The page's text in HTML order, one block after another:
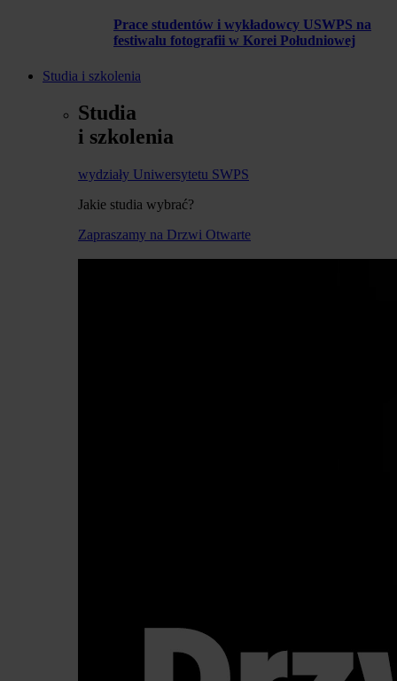
Prace studentów i wykładowcy USWPS na
festiwalu fotografii w Korei Południowej
Studia i szkolenia
Studia
i szkolenia
wydziały Uniwersytetu SWPS
Jakie studia wybrać?
Zapraszamy na Drzwi Otwarte